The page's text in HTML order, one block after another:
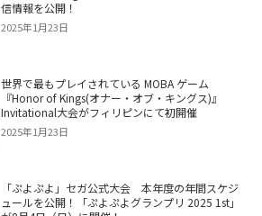
信情報を公開！
2025年1月23日
世界で最もプレイされている MOBA ゲーム
『Honor of Kings(オナー・オブ・キングス)』
Invitational大会がフィリピンにて初開催
2025年1月23日
「ぷよぷよ」セガ公式大会 本年度の年間スケジ
ュールを公開！「ぷよぷよグランプリ 2025 1st」